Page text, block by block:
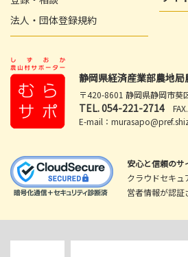
法人・団体登録規約
静岡県経済産業部農地
〒420-8601 静岡県静岡市
TEL.054-221-2714
E-mail：
安心と信頼の
クラウドセキュ
営者情報が認証